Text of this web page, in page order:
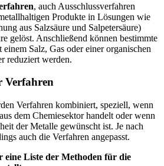
, auch Ausschlussverfahren
Produkte in Lösungen wie
aus Salzsäure und Salpetersäure)
gelöst. Anschließend können bestimmte
Salz, Gas oder einer organischen
reduziert werden.
Verfahren
Verfahren kombiniert, speziell, wenn
dem Chemiesektor handelt oder wenn
der Metalle gewünscht ist. Je nach
auch die Verfahren angepasst.
eine Liste der Methoden für die